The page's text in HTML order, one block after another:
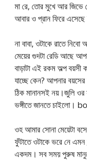
মা রে, তোর মুখে আর জিভে
আবার ও প্রান ফিরে এসেছে
না বাবা, ওটাকে রাতে
মেয়ের গুদটা রেডি আছে
বাড়াটা এই রকম অল্প
যাচ্ছে কেন? আপনার বয়সের
ঠিক মানানসই নয়।জুলি ওর
ভঙ্গীতে জানতে
ওহ আমার সোনা মেয়েটা
ফুঁটাতে ওটাকে ভরে নে এমন
একদম। সব সময় পুরুষ